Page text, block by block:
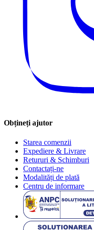
Obțineți ajutor
Starea comenzii
Expediere & Livrare
Retururi & Schimburi
Contactați-ne
Modalități de plată
Centru de informare